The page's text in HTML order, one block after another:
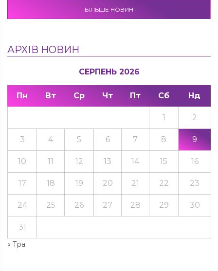
БІЛЬШЕ НОВИН
АРХІВ НОВИН
СЕРПЕНЬ 2026
Пн Вт Ср Чт Пт Сб Нд
« Тра
1 2
3 4 5 6 7 8 9
10 11 12 13 14 15 16
17 18 19 20 21 22 23
24 25 26 27 28 29 30
31